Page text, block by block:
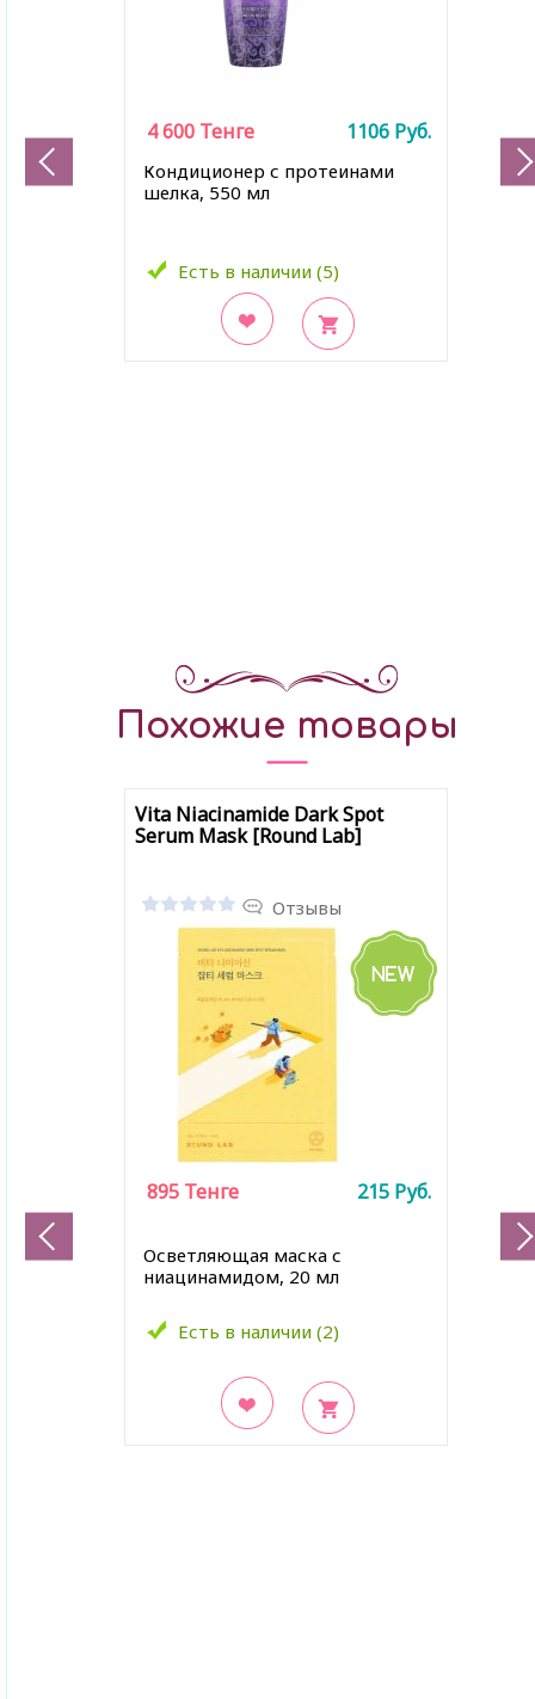
Кондиционер с протеинами
шелка, 550 мл
Есть в наличии (5)
4 600 Тенге 1106 Руб.
Похожие товары
Vita Niacinamide Dark Spot
Serum Mask [Round Lab]
Отзывы
Осветляющая маска с
ниацинамидом, 20 мл
Есть в наличии (2)
895 Тенге 215 Руб.